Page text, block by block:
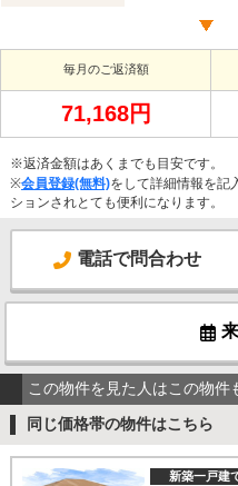
毎月のご返済額
71,168円
※返済金額はあくまでも目安です。
※会員登録(無料)をして詳細情報を記
ションされとても便利になります。
電話で問合わせ
この物件を見た人はこの物件
同じ価格帯の物件はこちら
新築一戸建